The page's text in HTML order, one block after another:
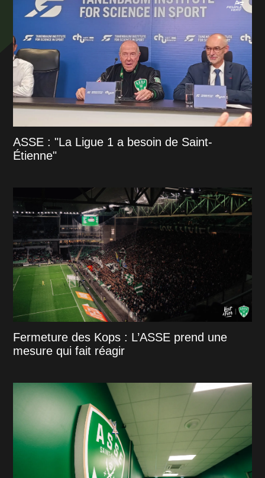
ASSE : "La Ligue 1 a besoin de Saint-
Étienne"
Fermeture des Kops : L’ASSE prend une
mesure qui fait réagir